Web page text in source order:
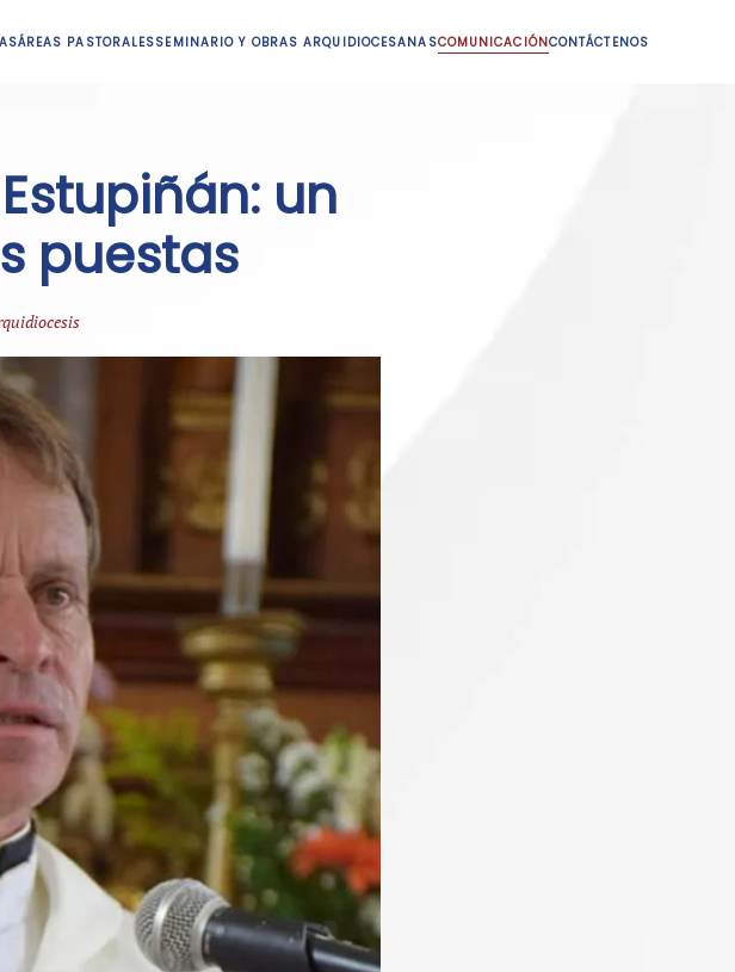
ÁREAS PASTORALESSEMINARIO Y OBRAS ARQUIDIOCESANASCOMUNICACIÓNCONTÁCTENOS
un
puestas